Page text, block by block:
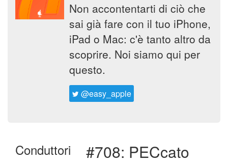
Non accontentarti di ciò che
sai già fare con il tuo iPhone,
iPad o Mac: c'è tanto altro da
scoprire. Noi siamo qui per
questo.
@easy_apple
Conduttori #708: PECcato